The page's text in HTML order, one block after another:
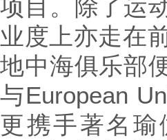
项目。除了运
业度上亦走在
地中海俱乐部
与European
更携手著名瑜